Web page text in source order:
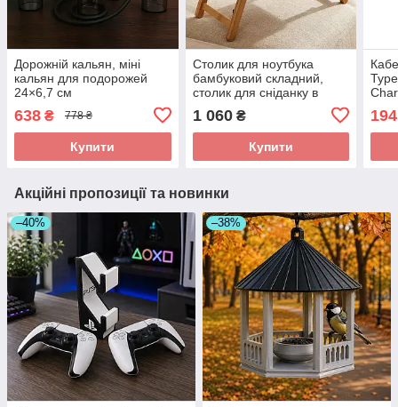
Дорожній кальян, міні
кальян для подорожей
24×6,7 см
638 ₴ 778 ₴
Купити
Столик для ноутбука
бамбуковий складний,
столик для сніданку в
трансформер 49,5×30×21
см (9032-002)
1 060₴
Купити
194
Акційні пропозиції та новинки
–40% –38%